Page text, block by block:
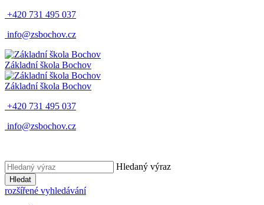
+420 731 495 037
info@zsbochov.cz
Základní škola Bochov
Základní škola Bochov
+420 731 495 037
info@zsbochov.cz
Hledaný výraz
Hledat
rozšířené vyhledávání